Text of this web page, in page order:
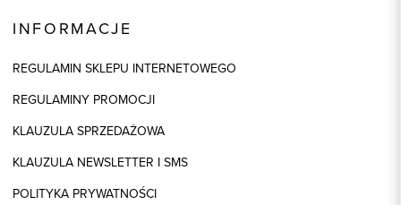
INFORMACJE
REGULAMIN SKLEPU INTERNETOWEGO
REGULAMINY PROMOCJI
KLAUZULA SPRZEDAŻOWA
KLAUZULA NEWSLETTER I SMS
POLITYKA PRYWATNOŚCI